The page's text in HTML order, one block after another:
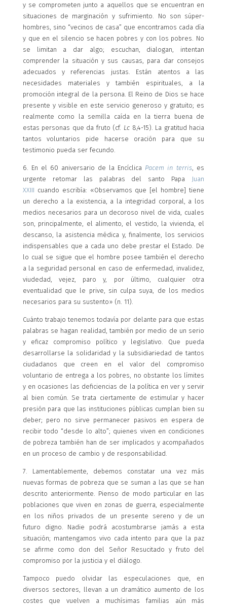
y se comprometen junto a aquellos que se encuentran en
situaciones de marginación y sufrimiento. No son súper-
hombres, sino “vecinos de casa” que encontramos cada día
y que en el silencio se hacen pobres y con los pobres. No
se limitan a dar algo; escuchan, dialogan, intentan
comprender la situación y sus causas, para dar consejos
adecuados y referencias justas. Están atentos a las
necesidades materiales y también espirituales, a la
promoción integral de la persona. El Reino de Dios se hace
presente y visible en este servicio generoso y gratuito; es
realmente como la semilla caída en la tierra buena de
estas personas que da fruto (cf. Lc 8,4-15). La gratitud hacia
tantos voluntarios pide hacerse oración para que su
testimonio pueda ser fecundo.
6. En el 60 aniversario de la Encíclica Pacem in terris , es
urgente retomar las palabras del santo Papa
Juan
XXIII cuando escribía: «Observamos que [el hombre] tiene
un derecho a la existencia, a la integridad corporal, a los
medios necesarios para un decoroso nivel de vida, cuales
son, principalmente, el alimento, el vestido, la vivienda, el
descanso, la asistencia médica y, finalmente, los servicios
indispensables que a cada uno debe prestar el Estado. De
lo cual se sigue que el hombre posee también el derecho
a la seguridad personal en caso de enfermedad, invalidez,
viudedad, vejez, paro y, por último, cualquier otra
eventualidad que le prive, sin culpa suya, de los medios
necesarios para su sustento» (n. 11).
Cuánto trabajo tenemos todavía por delante para que estas
palabras se hagan realidad, también por medio de un serio
y eficaz compromiso político y legislativo. Que pueda
desarrollarse la solidaridad y la subsidiariedad de tantos
ciudadanos que creen en el valor del compromiso
voluntario de entrega a los pobres, no obstante los límites
y en ocasiones las deficiencias de la política en ver y servir
al bien común. Se trata ciertamente de estimular y hacer
presión para que las instituciones públicas cumplan bien su
deber; pero no sirve permanecer pasivos en espera de
recibir todo “desde lo alto”; quienes viven en condiciones
de pobreza también han de ser implicados y acompañados
en un proceso de cambio y de responsabilidad.
7. Lamentablemente, debemos constatar una vez más
nuevas formas de pobreza que se suman a las que se han
descrito anteriormente. Pienso de modo particular en las
poblaciones que viven en zonas de guerra, especialmente
en los niños privados de un presente sereno y de un
futuro digno. Nadie podrá acostumbrarse jamás a esta
situación; mantengamos vivo cada intento para que la paz
se afirme como don del Señor Resucitado y fruto del
compromiso por la justicia y el diálogo.
Tampoco puedo olvidar las especulaciones que, en
diversos sectores, llevan a un dramático aumento de los
costes que vuelven a muchísimas familias aún más